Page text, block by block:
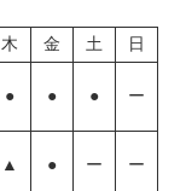
木 金 土 日
● ● ● ー
▲ ● ー ー